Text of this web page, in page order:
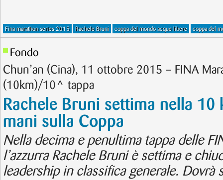
Fina marathon series 2015 Rachele Bruni coppa del mondo acque libere coppa del
Fondo
Chun’an (Cina), 11 ottobre 2015 – FINA
(10km)/10^ tappa
Rachele Bruni settima nella 10
mani sulla Coppa
Nella decima e penultima tappa delle
l’azzurra Rachele Bruni è settima e
leadership in classifica generale. Dovrà